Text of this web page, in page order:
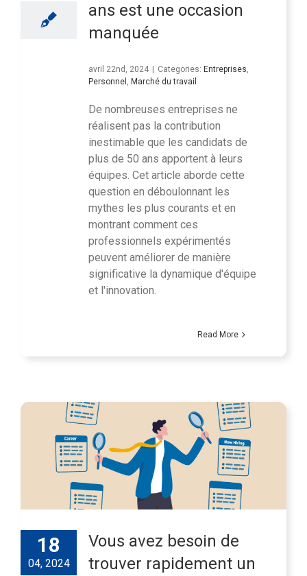
ans est une occasion
manquée
avril 22nd, 2024 | Categories: Entreprises
Personnel
Marché du travail
De nombreuses entreprises ne
réalisent pas la contribution
inestimable que les candidats de
plus de 50 ans apportent à leurs
équipes. Cet article aborde cette
question en déboulonnant les
mythes les plus courants et en
montrant comment ces
professionnels expérimentés
peuvent améliorer de manière
significative la dynamique d'équipe
et l'innovation.
Read More
18
04, 2024
Vous avez besoin de
trouver rapidement un